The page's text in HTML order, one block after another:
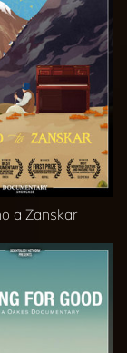
a Zanskar